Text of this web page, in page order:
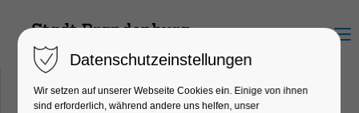
Menu
Datenschutzeinstellungen
Wir setzen auf unserer Webseite Cookies ein. Einige von ihnen
sind erforderlich, während andere uns helfen, unser